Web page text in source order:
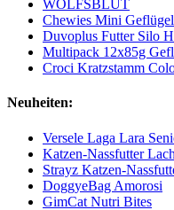
WOLFSBLUT
Chewies Mini
Duvoplus Futter Silo
Multipack 12x85g
Croci Kratzstamm
Neuheiten:
Versele Laga Lara
Katzen-Nassfutter
Strayz Katzen-
DoggyeBag Amorosi
GimCat Nutri Bites